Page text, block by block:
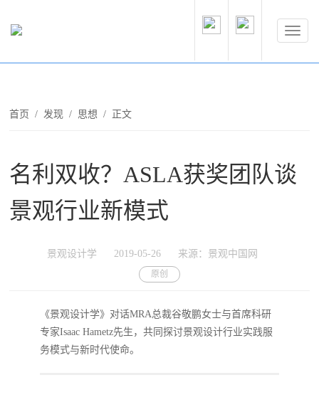
首页 /发现 / 思想 / 正文
名利双收？ASLA获奖团队谈
景观行业新模式
景观设计学 2019-05-26 来源：景观中国网
原创
《景观设计学》对话MRA总裁谷敬鹏女士与首席科研
专家Isaac Hametz先生，共同探讨景观设计行业实践服
务模式与新时代使命。